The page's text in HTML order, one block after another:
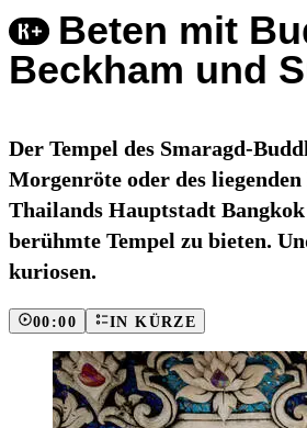
Beten mit
Beckham und
Der Tempel des Smaragd-
Morgenröte oder des liegenden
Thailands Hauptstadt
berühmte Tempel zu bieten.
kuriosen.
00:00 IN KÜRZE